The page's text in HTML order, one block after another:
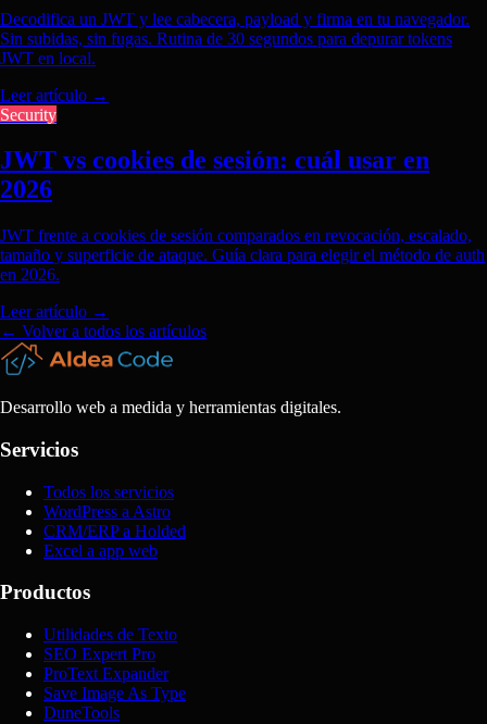
Decodifica un JWT y lee cabecera, payload y firma en tu navegador.
Sin subidas, sin fugas. Rutina de 30 segundos para depurar tokens
JWT en local.
Leer artículo →
Security
JWT vs cookies de sesión: cuál usar en
2026
JWT frente a cookies de sesión comparados en revocación, escalado,
tamaño y superficie de ataque. Guía clara para elegir el método de auth
en 2026.
Leer artículo →
← Volver a todos los artículos
Desarrollo web a medida y herramientas digitales.
Servicios
Todos los servicios
WordPress a Astro
CRM/ERP a Holded
Excel a app web
Productos
Utilidades de Texto
SEO Expert Pro
ProText Expander
Save Image As Type
DuneTools